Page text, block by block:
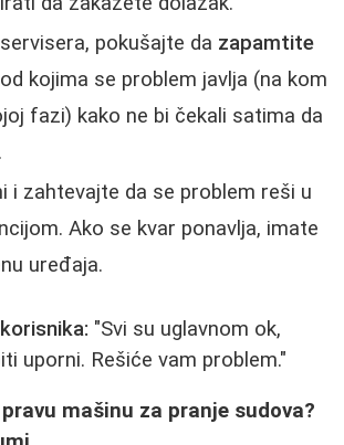
pokušajte da zapamtite
kojima se problem javlja (na kom
fazi) kako ne bi čekali satima da
i zahtevajte da se problem reši u
Ako se kvar ponavlja, imate
uređaja.
"Svi su uglavnom ok,
uporni. Rešiće vam problem."
mašinu za pranje sudova?